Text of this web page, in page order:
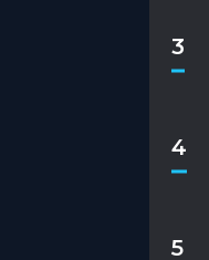
3
4
5